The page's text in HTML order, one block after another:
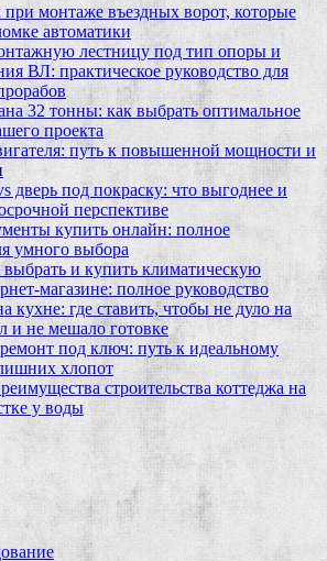
монтаже въездных ворот, которые
автоматики
лестницу под тип опоры и
ВЛ: практическое руководство для
32 тонны: как выбрать оптимальное
проекта
путь к повышенной мощности и
дверь под покраску: что выгоднее и
перспективе
купить онлайн: полное
умного выбора
и купить климатическую
полное руководство
кухне: где ставить, чтобы не дуло на
и не мешало готовке
под ключ: путь к идеальному
хлопот
строительства коттеджа на
у воды